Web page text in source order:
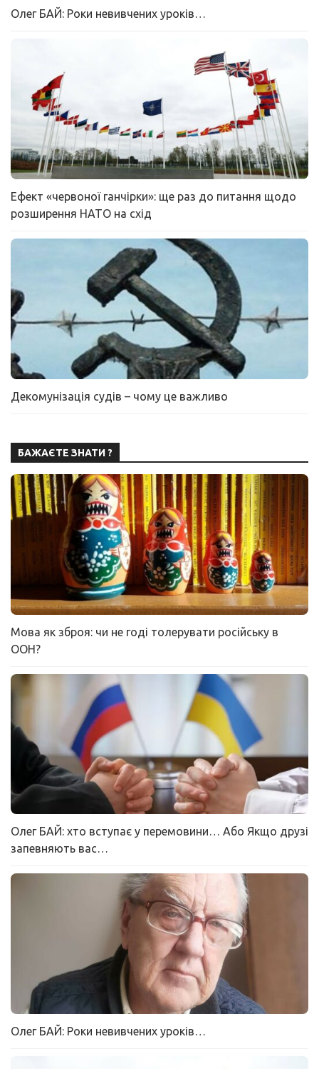
Олег БАЙ: Роки невивчених уроків…
Ефект «червоної ганчірки»: ще раз до питання щодо
розширення НАТО на схід
Декомунізація судів – чому це важливо
БАЖАЄТЕ ЗНАТИ ?
Мова як зброя: чи не годі толерувати російську в
ООН?
Олег БАЙ: хто вступає у перемовини… Або Якщо друзі
запевняють вас…
Олег БАЙ: Роки невивчених уроків…